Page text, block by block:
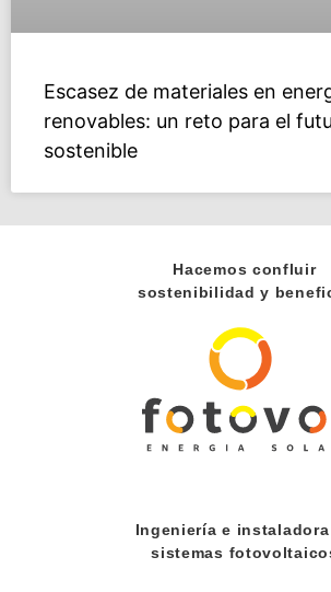
Escasez de materiales en
renovables: un reto para el
sostenible
Hacemos confluir
sostenibilidad y
Ingeniería e
sistemas